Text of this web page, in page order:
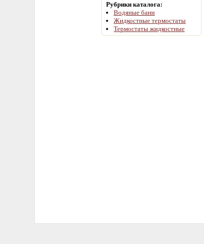
Рубрики каталога:
Водяные бани
Жидкостные термостаты
Термостаты жидкостные